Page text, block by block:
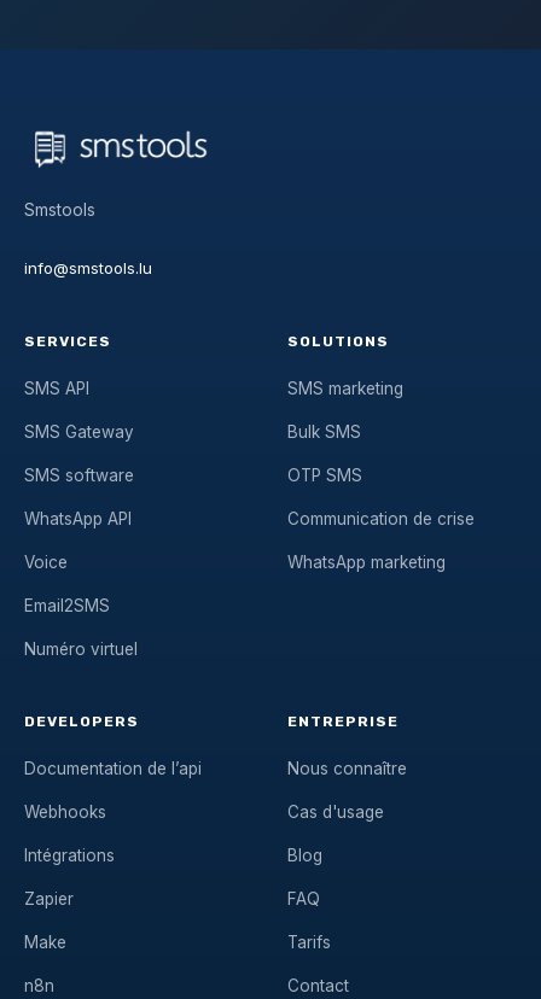
Smstools
info@smstools.lu
SERVICES
SMS API
SMS Gateway
SMS software
WhatsApp API
Voice
Email2SMS
Numéro virtuel
SOLUTIONS
SMS marketing
Bulk SMS
OTP SMS
Communication de crise
WhatsApp marketing
DEVELOPERS
Documentation de l’api
Webhooks
Intégrations
Zapier
Make
n8n
ENTREPRISE
Nous connaître
Cas d'usage
Blog
FAQ
Tarifs
Contact